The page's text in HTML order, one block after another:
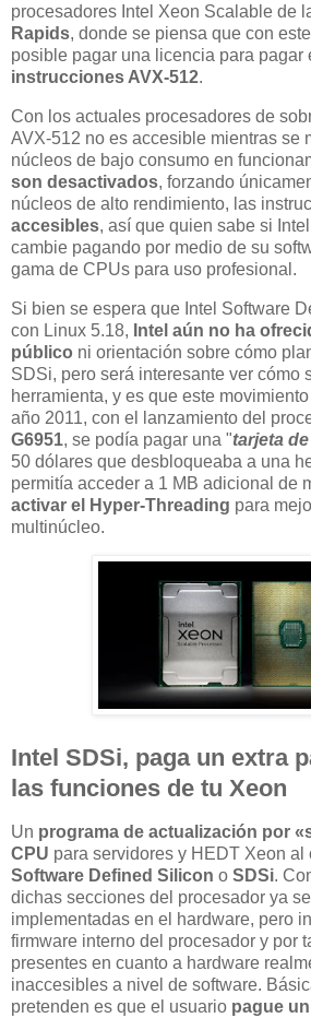
procesadores Intel Xeon Scalable de
Rapids, donde se piensa que con
posible pagar una licencia para pagar
instrucciones AVX-512.
Con los actuales procesadores de
AVX-512 no es accesible mientras se
núcleos de bajo consumo en
son desactivados, forzando
núcleos de alto rendimiento, las
accesibles, así que quien sabe si
cambie pagando por medio de su
gama de CPUs para uso profesional.
Si bien se espera que Intel Software
con Linux 5.18, Intel aún no ha
público ni orientación sobre cómo
SDSi, pero será interesante ver cómo
herramienta, y es que este
año 2011, con el lanzamiento del
G6951, se podía pagar una "tarjeta
50 dólares que desbloqueaba a una
permitía acceder a 1 MB adicional de
activar el Hyper-Threading para
multinúcleo.
Intel SDSi, paga un extra
las funciones de tu Xeon
Un programa de actualización por
CPU para servidores y HEDT Xeon
Software Defined Silicon o SDSi.
dichas secciones del procesador ya
implementadas en el hardware, pero
firmware interno del procesador y por
presentes en cuanto a hardware
inaccesibles a nivel de software.
pretenden es que el usuario pague